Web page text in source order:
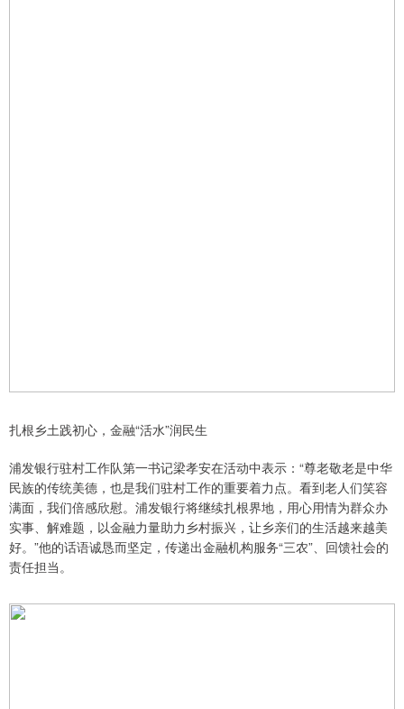
扎根乡土践初心，金融“活水”润民生
浦发银行驻村工作队第一书记梁孝安在活动中表示：“尊老敬老是中华
民族的传统美德，也是我们驻村工作的重要着力点。看到老人们笑容
满面，我们倍感欣慰。浦发银行将继续扎根界地，用心用情为群众办
实事、解难题，以金融力量助力乡村振兴，让乡亲们的生活越来越美
好。”他的话语诚恳而坚定，传递出金融机构服务“三农”、回馈社会的
责任担当。